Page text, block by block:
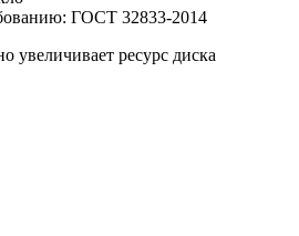
ГОСТ 32833-2014
увеличивает ресурс диска